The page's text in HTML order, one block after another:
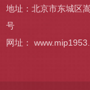
地址：北京市东城区
号
网址：